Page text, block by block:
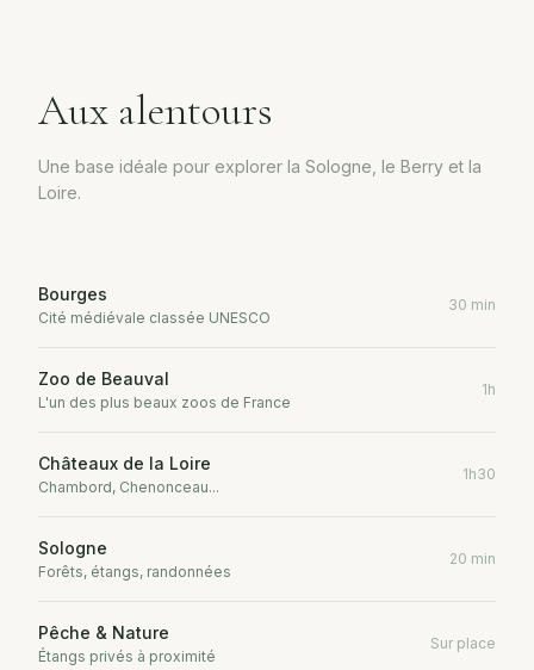
Aux alentours
Une base idéale pour explorer la Sologne, le Berry et la
Loire.
Bourges
Cité médiévale classée UNESCO
30 min
Zoo de Beauval
L'un des plus beaux zoos de France
1h
Châteaux de la Loire
Chambord, Chenonceau...
1h30
Sologne
Forêts, étangs, randonnées
20 min
Pêche & Nature
Étangs privés à proximité
Sur place